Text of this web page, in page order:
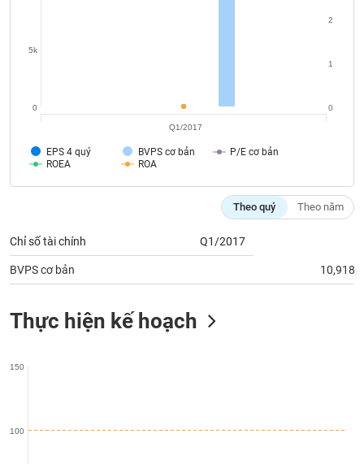
EPS 4 quý BVPS cơ bản
P/E cơ bản
ROEA
ROA
0
5k
0
1
2
Q1/2017
Theo quý Theo năm
Chỉ số tài chính Q1/2017
BVPS cơ bản 10,918
Thực hiện kế hoạch
100
150
BẤT
khoán
Chứng chỉ quỹ Chứng
Lãnh
đạo
(-)
(-)
viết